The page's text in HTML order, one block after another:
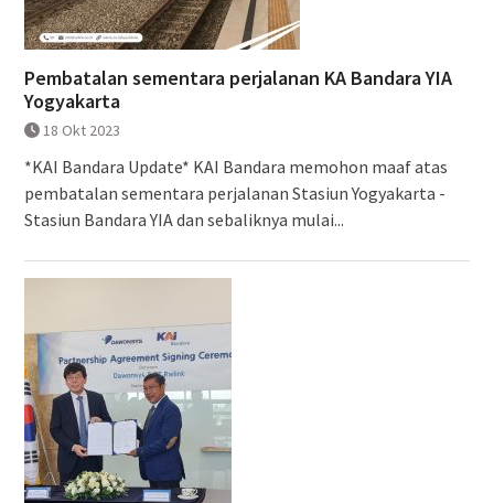
Pembatalan sementara perjalanan KA Bandara YIA
Yogyakarta
18 Okt 2023
*KAI Bandara Update* KAI Bandara memohon maaf atas
pembatalan sementara perjalanan Stasiun Yogyakarta -
Stasiun Bandara YIA dan sebaliknya mulai...